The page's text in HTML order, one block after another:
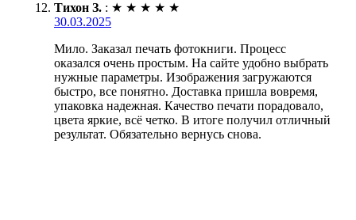
Тихон З. : ★ ★ ★ ★ ★
30.03.2025
Мило. Заказал печать фотокниги. Процесс
оказался очень простым. На сайте удобно выбрать
нужные параметры. Изображения загружаются
быстро, все понятно. Доставка пришла вовремя,
упаковка надежная. Качество печати порадовало,
цвета яркие, всё четко. В итоге получил отличный
результат. Обязательно вернусь снова.